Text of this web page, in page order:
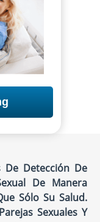
De Detección De
De Manera
Sólo Su Salud.
Sexuales Y